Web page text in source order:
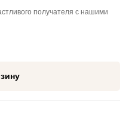
получателя с нашими